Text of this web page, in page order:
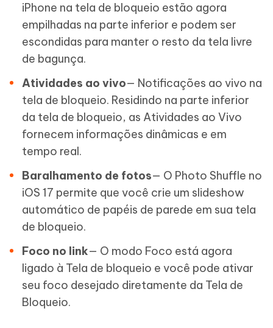
iPhone na tela de bloqueio estão agora
empilhadas na parte inferior e podem ser
escondidas para manter o resto da tela livre
de bagunça.
Atividades ao vivo— Notificações ao vivo na
tela de bloqueio. Residindo na parte inferior
da tela de bloqueio, as Atividades ao Vivo
fornecem informações dinâmicas e em
tempo real.
Baralhamento de fotos— O Photo Shuffle no
iOS 17 permite que você crie um slideshow
automático de papéis de parede em sua tela
de bloqueio.
Foco no link— O modo Foco está agora
ligado à Tela de bloqueio e você pode ativar
seu foco desejado diretamente da Tela de
Bloqueio.